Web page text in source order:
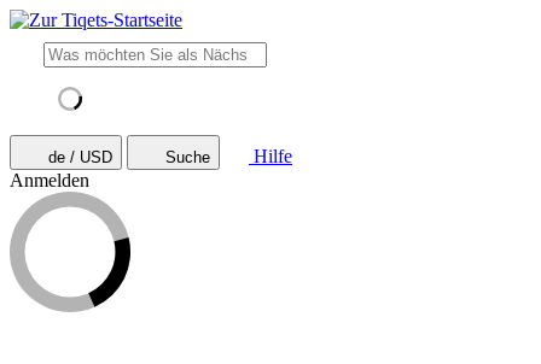
de / USD Suche
Hilfe
Anmelden